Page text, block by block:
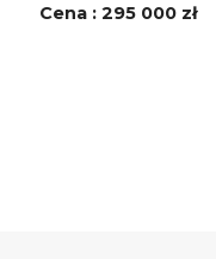
Cena : 295 000 zł